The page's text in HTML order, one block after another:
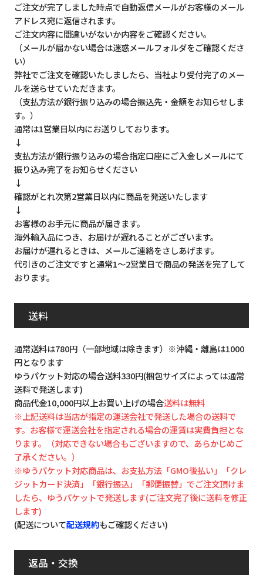
ご注文が完了しました時点で自動返信メールがお客様のメール
アドレス宛に返信されます。
ご注文内容に間違いがないか内容をご確認ください。
（メールが届かない場合は迷惑メールフォルダをご確認くださ
い）
弊社でご注文を確認いたしましたら、当社より受付完了のメー
ルを送らせていただきます。
（支払方法が銀行振り込みの場合振込先・金額をお知らせしま
す。）
通常は1営業日以内にお送りしております。
↓
支払方法が銀行振り込みの場合指定口座にご入金しメールにて
振り込み完了をお知らせください
↓
確認がとれ次第2営業日以内に商品を発送いたします
↓
お客様のお手元に商品が届きます。
海外輸入品につき、お届けが遅れることがございます。
お届けが遅れるときは、メールご連絡をさしあげます。
代引きのご注文ですと通常1～2営業日で商品の発送を完了して
おります。
送料
通常送料は780円（一部地域は除きます）※沖縄・離島は1000
円となります
ゆうパケット対応の場合送料330円(梱包サイズによっては通常
送料で発送します)
商品代金10,000円以上お買い上げの場合送料は無料
※上記送料は当店が指定の運送会社で発送した場合の送料で
す。お客様で運送会社を指定される場合の運賃は実費負担とな
ります。（対応できない場合もございますので、あらかじめご
了承ください。）
※ゆうパケット対応商品は、お支払方法「GMO後払い」「クレ
ジットカード決済」「銀行振込」「郵便振替」でご注文頂けま
したら、ゆうパケットで発送します(ご注文完了後に送料を修正
します)
(配送について配送規約もご確認ください)
返品・交換